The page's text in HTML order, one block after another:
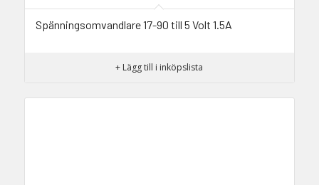
Spänningsomvandlare 17-90 till 5 Volt 1.5A
+ Lägg till i inköpslista